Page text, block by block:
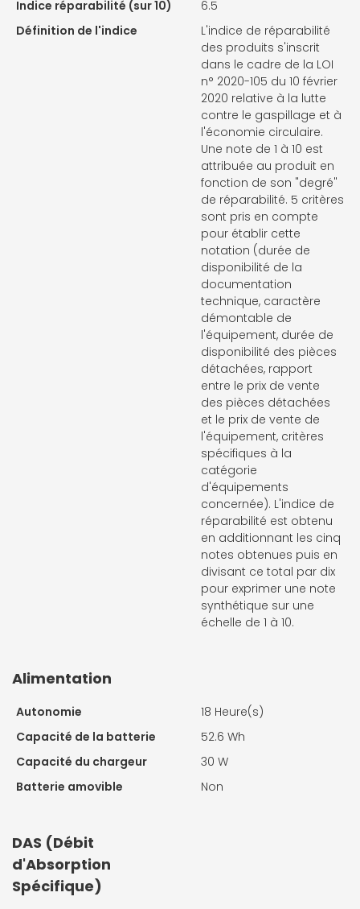
Indice réparabilité (sur 10)
6.5
Définition de l'indice
L'indice de réparabilité
des produits s'inscrit
dans le cadre de la LOI
n° 2020-105 du 10 février
2020 relative à la lutte
contre le gaspillage et à
l'économie circulaire.
Une note de 1 à 10 est
attribuée au produit en
fonction de son "degré"
de réparabilité. 5 critères
sont pris en compte
pour établir cette
notation (durée de
disponibilité de la
documentation
technique, caractère
démontable de
l'équipement, durée de
disponibilité des pièces
détachées, rapport
entre le prix de vente
des pièces détachées
et le prix de vente de
l'équipement, critères
spécifiques à la
catégorie
d'équipements
concernée). L'indice de
réparabilité est obtenu
en additionnant les cinq
notes obtenues puis en
divisant ce total par dix
pour exprimer une note
synthétique sur une
échelle de 1 à 10.
Alimentation
Autonomie
18 Heure(s)
Capacité de la batterie
52.6 Wh
Capacité du chargeur
30 W
Batterie amovible
Non
DAS (Débit
d'Absorption
Spécifique)